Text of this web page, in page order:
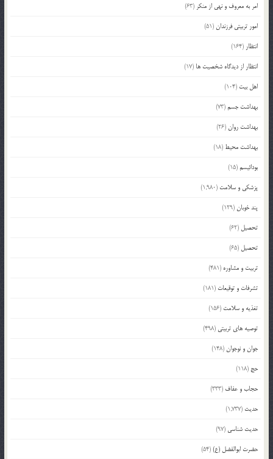
امر به معروف و نهی از منکر (63)
امور تربیتی فرزندان(51)
انتظار (164)
انتظار از دیدگاه شخصیت ها (17)
اهل بیت (104)
بهداشت جسم(73)
بهداشت روان(26)
بهداشت محیط (18)
بودائیسم(15)
پزشکی و سلامت (1,980)
پند خوبان(129)
تحصیل (62)
تحصیل (65)
تربیت و مشاوره (481)
تشرفات و توقیعات (181)
تغذیه و سلامت (156)
توصیه های تربیتی (498)
جوان و نوجوان(148)
حج (118)
حجاب و عفاف (333)
حدیث (1,737)
حدیث شناسی (97)
حضرت ابوالفضل (ع)(54)